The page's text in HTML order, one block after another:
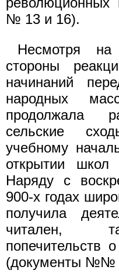
№ 13 и 16).
Несмотря на
стороны
начинаний
народных
продолжала
сельские
учебному
открытии
Наряду с
900-х годах
получила
читален,
попечительств
(документы №№